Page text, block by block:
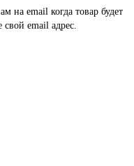
на email когда товар будет
email адрес.